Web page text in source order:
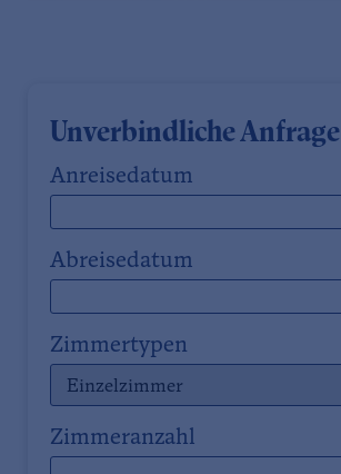
Unverbindliche Anfrage
Anreisedatum
Abreisedatum
Zimmertypen
Zimmeranzahl